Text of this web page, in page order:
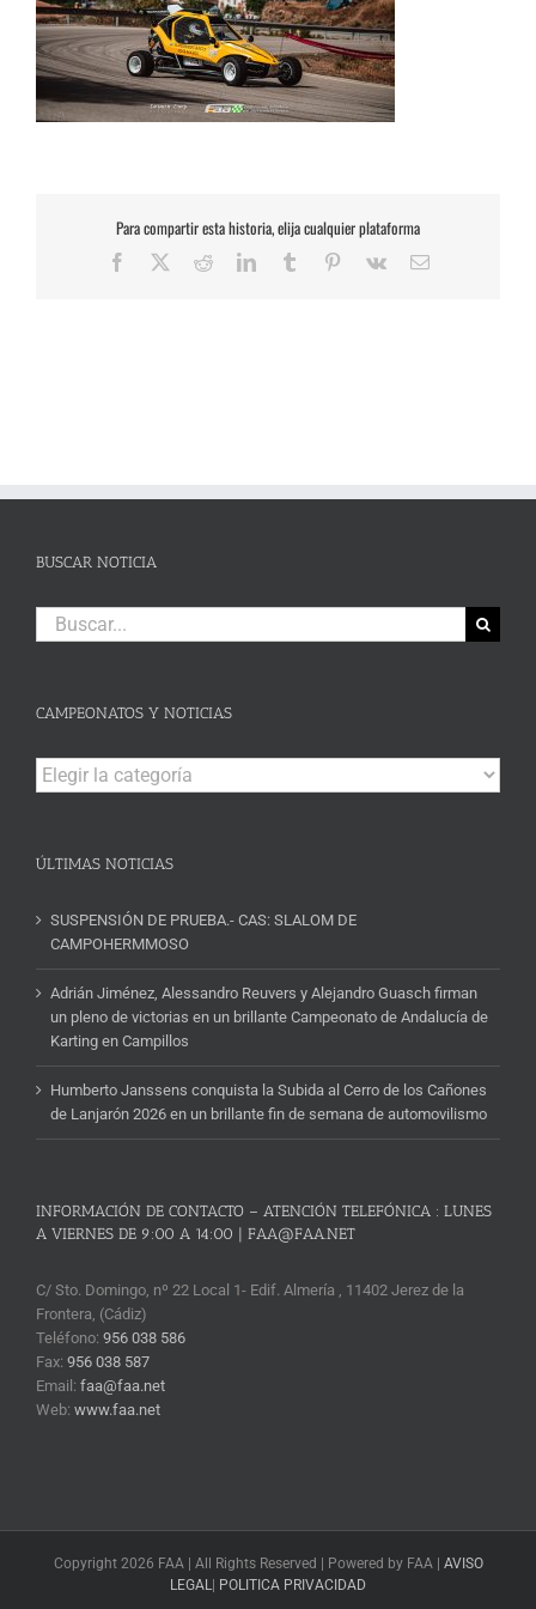
Para compartir esta historia, elija cualquier plataforma
Facebook RedditLinkedInTumblr Pinterest
Vk
Correo
BUSCAR NOTICIA
Buscar:
CAMPEONATOS Y NOTICIAS
Campeonatos
y
ÚLTIMAS NOTICIAS
SUSPENSIÓN DE PRUEBA.- CAS: SLALOM DE
CAMPOHERMMOSO
Adrián Jiménez, Alessandro Reuvers y Alejandro Guasch firman
un pleno de victorias en un brillante Campeonato de Andalucía de
Karting en Campillos
Humberto Janssens conquista la Subida al Cerro de los Cañones
de Lanjarón 2026 en un brillante fin de semana de automovilismo
INFORMACIÓN DE CONTACTO – ATENCIÓN TELEFÓNICA : LUNES
A VIERNES DE 9:00 A 14:00 | FAA@FAA.NET
C/ Sto. Domingo, nº 22 Local 1- Edif. Almería , 11402 Jerez de la
Frontera, (Cádiz)
Teléfono: 956 038 586
Fax: 956 038 587
Email: faa@faa.net
Web: www.faa.net
Copyright 2026 FAA | All Rights Reserved | Powered by FAA | AVISO
LEGAL | POLITICA PRIVACIDAD